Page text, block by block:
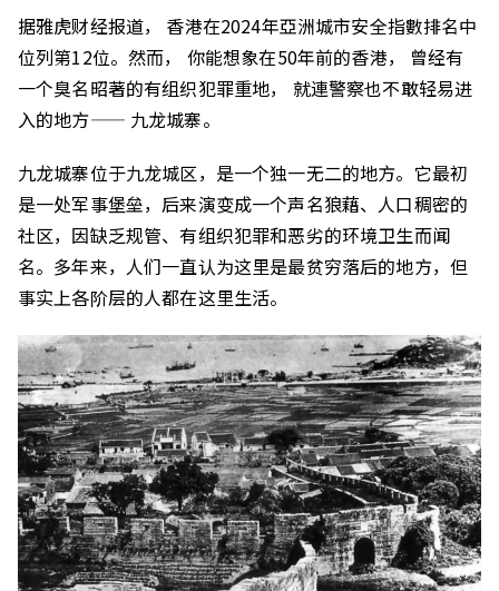
据雅虎财经报道， 香港在2024年亞洲城市安全指數排名中
位列第12位。然而， 你能想象在50年前的香港， 曾经有
一个臭名昭著的有组织犯罪重地， 就連警察也不敢轻易进
入的地方—— 九龙城寨。
九龙城寨位于九龙城区，是一个独一无二的地方。它最初
是一处军事堡垒，后来演变成一个声名狼藉、人口稠密的
社区，因缺乏规管、有组织犯罪和恶劣的环境卫生而闻
名。多年来，人们一直认为这里是最贫穷落后的地方，但
事实上各阶层的人都在这里生活。